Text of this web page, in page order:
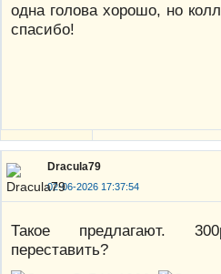
одна голова хорошо, но
спасибо!
Dracula79
02-06-2026 17:37:54
Такое предлагают.
переставить?